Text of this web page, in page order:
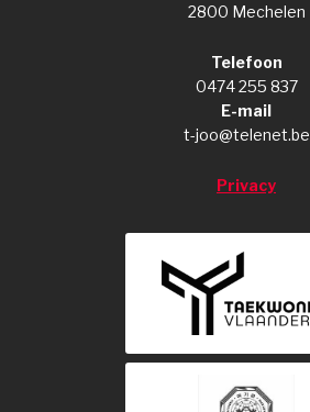
2800 Mechelen
Telefoon
0474 255 837
E-mail
t-joo@telenet.be
Privacy